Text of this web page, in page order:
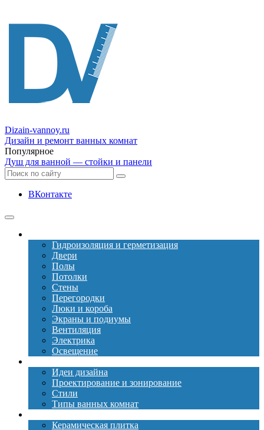
Dizain-vannoy.ru
Дизайн и ремонт ванных комнат
Популярное
Душ для ванной — стойки и панели
ВКонтакте
Гидроизоляция и герметизация
Двери
Полы
Потолки
Стены
Перегородки
Люки и короба
Экраны и подиумы
Вентиляция
Электрика
Освещение
Идеи дизайна
Проектирование и зонирование
Стили
Типы ванных комнат
Керамическая плитка